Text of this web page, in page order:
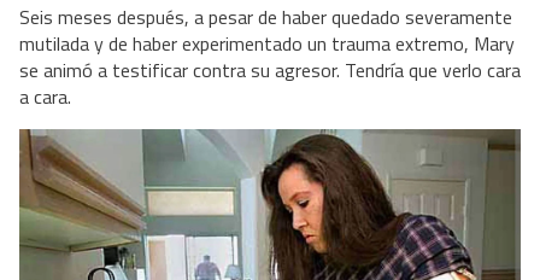
Seis meses después, a pesar de haber quedado severamente
mutilada y de haber experimentado un trauma extremo, Mary
se animó a testificar contra su agresor. Tendría que verlo cara
a cara.